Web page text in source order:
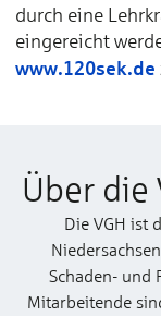
durch eine
eingereicht
www.120sek.de
Über die
Die VGH ist
Schaden- und
Mitarbeitende